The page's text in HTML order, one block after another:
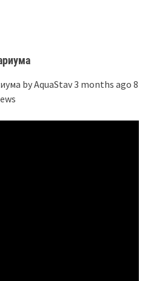
by AquaStav 3 months ago 8